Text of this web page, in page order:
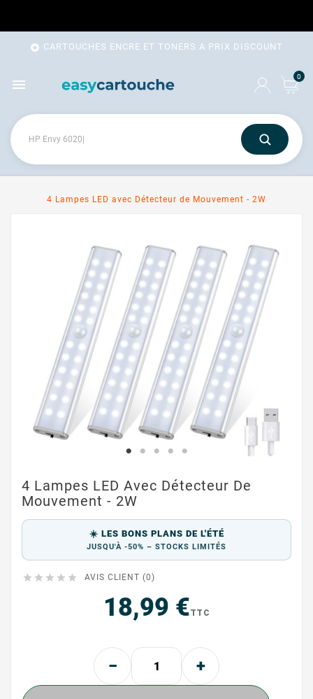
 CARTOUCHES ENCRE ET TONERS A PRIX DISCOUNT
 0
4 Lampes LED avec Détecteur de Mouvement - 2W
4 Lampes LED Avec Détecteur De
Mouvement - 2W
☀️ LES BONS PLANS DE L'ÉTÉ
JUSQU'À -50% – STOCKS LIMITÉS
     AVIS CLIENT (0)
18,99 €TTC